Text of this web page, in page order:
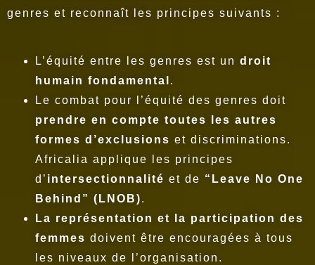
genres et reconnaît les principes suivants :
L’équité entre les genres est un droit
humain fondamental .
Le combat pour l’équité des genres doit
prendre en compte toutes les autres
formes d’exclusions et discriminations.
Africalia applique les principes
d’ intersectionnalité et de “Leave No One
Behind” (LNOB).
La représentation et la participation des
femmes doivent être encouragées à tous
les niveaux de l’organisation.